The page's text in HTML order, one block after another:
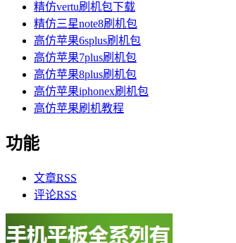
精仿vertu刷机包下载
精仿三星note8刷机包
高仿苹果6splus刷机包
高仿苹果7plus刷机包
高仿苹果8plus刷机包
高仿苹果iphonex刷机包
高仿苹果刷机教程
功能
文章RSS
评论RSS